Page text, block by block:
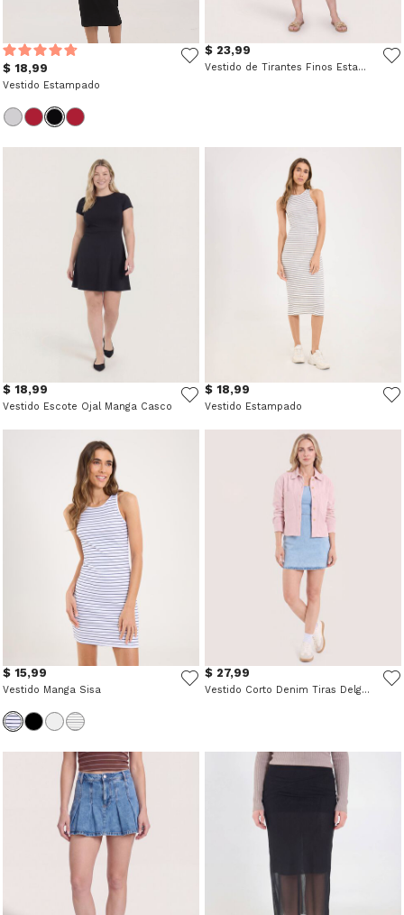
$ 18,99
Vestido Estampado
$ 23,99
Vestido de Tirantes Finos Estampado
$ 18,99
Vestido Escote Ojal Manga Casco
$ 18,99
Vestido Estampado
$ 15,99
Vestido Manga Sisa
$ 27,99
Vestido Corto Denim Tiras Delgadas